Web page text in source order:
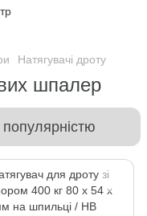
Натягувачі дроту
шпалер